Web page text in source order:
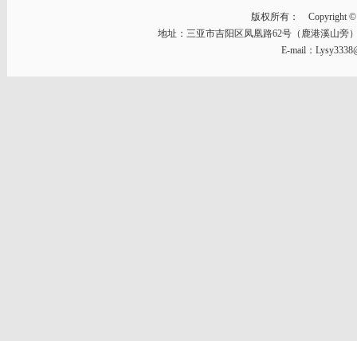
版权所有： Copyright ©
地址：三亚市吉阳区凤凰路62号（鹿港溪山
E-mail：